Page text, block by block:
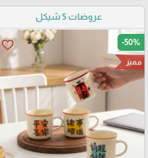
عروضات 5 شيكل
favorite_border -50%
مميز